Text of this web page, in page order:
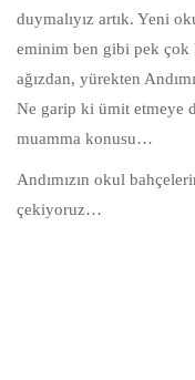
duymalıyız artık. Yeni
eminim ben gibi pek çok
ağızdan, yürekten
Ne garip ki ümit etmeye
muamma konusu…
Andımızın okul
çekiyoruz…